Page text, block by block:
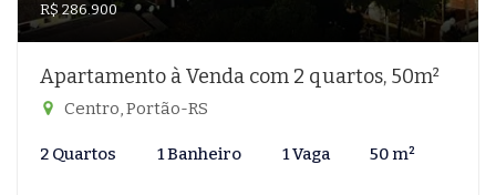
R$ 286.900
Apartamento à Venda com 2 quartos, 50m²
Centro, Portão-RS
2 Quartos 1 Banheiro 1 Vaga 50 m²